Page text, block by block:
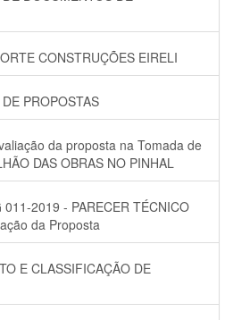
CONSTRUÇÕES EIRELI
PROPOSTAS
da proposta na Tomada de
DAS OBRAS NO PINHAL
011-2019 - PARECER TÉCNICO
da Proposta
E CLASSIFICAÇÃO DE